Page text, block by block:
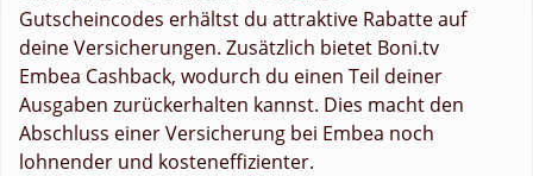
Gutscheincodes erhältst du attraktive Rabatte auf
deine Versicherungen. Zusätzlich bietet Boni.tv
Embea Cashback, wodurch du einen Teil deiner
Ausgaben zurückerhalten kannst. Dies macht den
Abschluss einer Versicherung bei Embea noch
lohnender und kosteneffizienter.